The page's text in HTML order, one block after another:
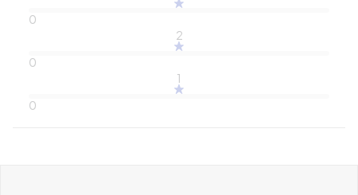
0
2
0
1
0